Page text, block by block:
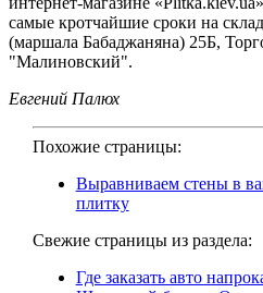
самые кротчайшие сроки на
(маршала Бабаджаняна) 25Б,
"Малиновский".
Евгений Палюх
Похожие страницы:
Выравниваем стены в
плитку
Свежие страницы из раздела:
Где заказать авто